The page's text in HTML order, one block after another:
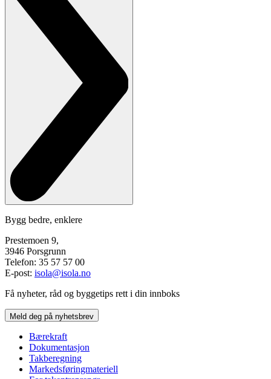
Bygg bedre, enklere
Prestemoen 9,
3946 Porsgrunn
Telefon: 35 57 57 00
E-post: isola@isola.no
Få nyheter, råd og byggetips rett i din innboks
Meld deg på nyhetsbrev
Bærekraft
Dokumentasjon
Takberegning
Markedsføringmateriell